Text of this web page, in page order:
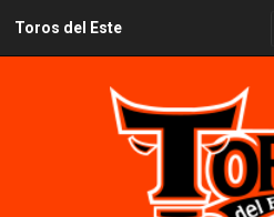
Toros del Este